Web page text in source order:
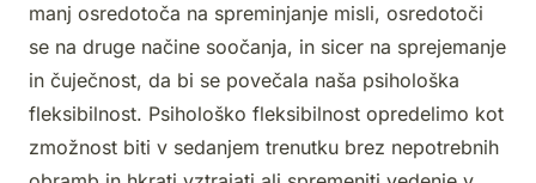
manj osredotoča na spreminjanje misli, osredotoči
se na druge načine soočanja, in sicer na sprejemanje
in čuječnost, da bi se povečala naša psihološka
fleksibilnost. Psihološko fleksibilnost opredelimo kot
zmožnost biti v sedanjem trenutku brez nepotrebnih